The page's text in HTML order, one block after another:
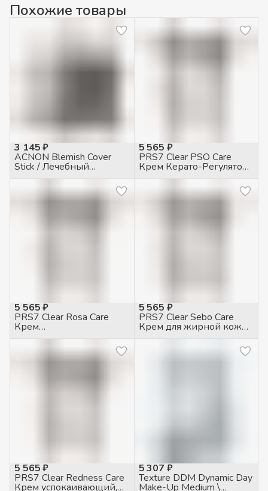
Похожие товары
3 145 ₽
ACNON Blemish Cover
Stick / Лечебный
карандаш для жирной и
проблемной кожи, 5гр
5 565 ₽
PRS7 Clear PSO Care
Крем Керато-Регулятор
при псориазе, 50мл
5 565 ₽
PRS7 Clear Rosa Care
Крем
противогиперемический
куперозом, 50мл
5 565 ₽
PRS7 Clear Sebo Care
Крем для жирной кожи
5 565 ₽
PRS7 Clear Redness Care
Крем успокаивающий,
5 307 ₽
Texture DDM Dynamic Day
Make-Up Medium \